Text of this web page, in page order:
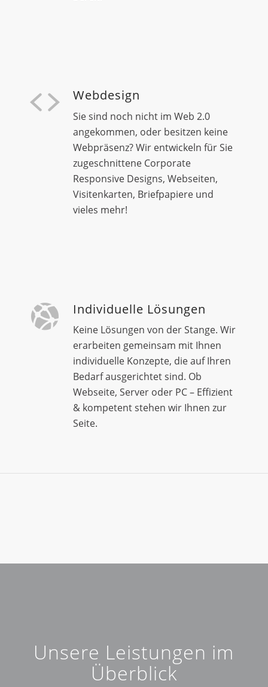
Webdesign
Sie sind noch nicht im Web 2.0
angekommen, oder besitzen keine
Webpräsenz? Wir entwickeln für Sie
zugeschnittene Corporate
Responsive Designs, Webseiten,
Visitenkarten, Briefpapiere und
vieles mehr!
Individuelle Lösungen
Keine Lösungen von der Stange. Wir
erarbeiten gemeinsam mit Ihnen
individuelle Konzepte, die auf Ihren
Bedarf ausgerichtet sind. Ob
Webseite, Server oder PC – Effizient
& kompetent stehen wir Ihnen zur
Seite.
Unsere Leistungen im
Überblick